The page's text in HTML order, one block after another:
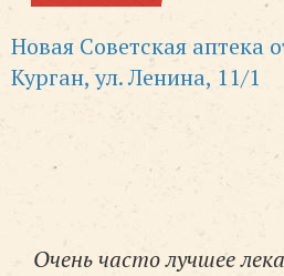
Новая Советская аптека
Курган, ул. Ленина, 11/1
Очень часто лучшее